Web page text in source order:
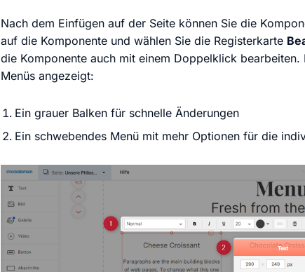
Nach dem Einfügen auf der Seite können Sie die
auf die Komponente und wählen Sie die Registerkarte
die Komponente auch mit einem Doppelklick
Menüs angezeigt:
Ein grauer Balken für schnelle Änderungen
Ein schwebendes Menü mit mehr Optionen für die